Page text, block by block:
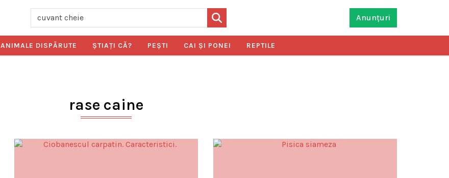
Anunțuri
ANIMALE DISPĂRUTE ŞTIAŢI CĂ? PEŞTI CAI ŞI PONEI REPTILE
rase caine